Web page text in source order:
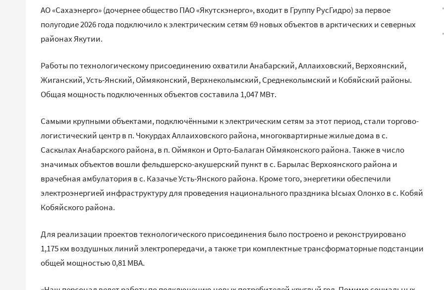
АО «Сахаэнерго» (дочернее общество ПАО «Якутскэнерго», входит в Группу РусГидро) за первое
полугодие 2026 года подключило к электрическим сетям 69 новых объектов в арктических и северных
районах Якутии.
Работы по технологическому присоединению охватили Анабарский, Аллаиховский, Верхоянский,
Жиганский, Усть-Янский, Оймяконский, Верхнеколымский, Среднеколымский и Кобяйский районы.
Общая мощность подключенных объектов составила 1,047 МВт.
Самыми крупными объектами, подключёнными к электрическим сетям за этот период, стали торгово-
логистический центр в п. Чокурдах Аллаиховского района, многоквартирные жилые дома в с.
Саскылах Анабарского района, в п. Оймякон и Орто-Балаган Оймяконского района. Также в число
значимых объектов вошли фельдшерско-акушерский пункт в с. Барылас Верхоянского района и
врачебная амбулатория в с. Казачье Усть-Янского района. Кроме того, энергетики обеспечили
электроэнергией инфраструктуру для проведения национального праздника Ысыах Олонхо в с. Кобяй
Кобяйского района.
Для реализации проектов технологического присоединения было построено и реконструировано
1,175 км воздушных линий электропередачи, а также три комплектные трансформаторные подстанции
общей мощностью 0,81 МВА.